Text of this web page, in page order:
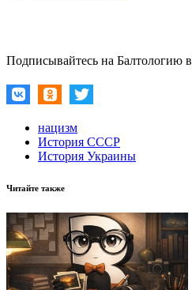
Подписывайтесь на Балтологию в
нацизм
История СССР
История Украины
Читайте также